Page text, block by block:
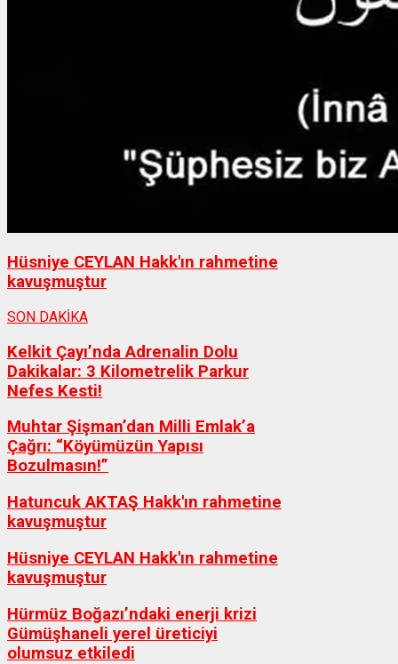
Hüsniye CEYLAN Hakk'ın rahmetine
kavuşmuştur
SON DAKİKA
Kelkit Çayı’nda Adrenalin Dolu
Dakikalar: 3 Kilometrelik Parkur
Nefes Kesti!
Muhtar Şişman’dan Milli Emlak’a
Çağrı: “Köyümüzün Yapısı
Bozulmasın!”
Hatuncuk AKTAŞ Hakk'ın rahmetine
kavuşmuştur
Hüsniye CEYLAN Hakk'ın rahmetine
kavuşmuştur
Hürmüz Boğazı’ndaki enerji krizi
Gümüşhaneli yerel üreticiyi
olumsuz etkiledi